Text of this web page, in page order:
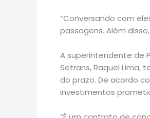
“Conversando com
passagens. Além
A superintendente de
Setrans, Raquel Lima,
do prazo. De acordo
investimentos